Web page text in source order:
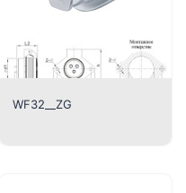
WF32__ZG